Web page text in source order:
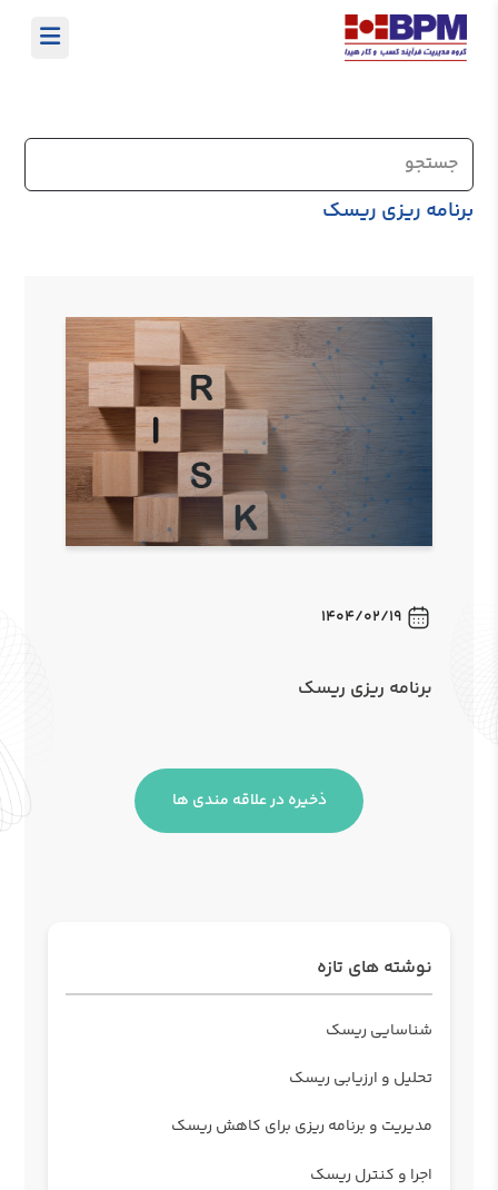
برنامه ریزی ریسک
1404/02/19
برنامه ریزی ریسک
ذخیره در علاقه مندی ها
نوشته های تازه
شناسایی ریسک
تحلیل و ارزیابی ریسک
مدیریت و برنامه ریزی برای کاهش ریسک
اجرا و کنترل ریسک